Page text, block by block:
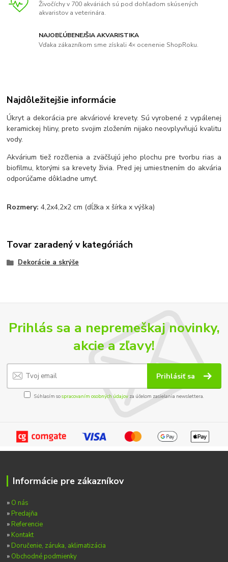
Živočíchy v 700 akváriách sú pod dohľadom skúsených
akvaristov a veterinára.
NAJOBĽÚBENEJŠIA AKVARISTIKA
Vďaka zákazníkom sme získali 4× ocenenie ShopRoku.
Najdôležitejšie informácie
Úkryt a dekorácia pre akváriové krevety. Sú vyrobené z vypálenej
keramickej hliny, preto svojim zložením nijako neovplyvňujú kvalitu
vody.
Akvárium tiež rozčlenia a zväčšujú jeho plochu pre tvorbu rias a
biofilmu, ktorými sa krevety živia. Pred jej umiestnením do akvária
odporúčame dôkladne umyť.
Rozmery: 4,2x4,2x2 cm (dĺžka x šírka x výška)
Tovar zaradený v kategóriách
Dekorácie a skrýše
Prihlás sa a nepremeškaj novinky,
akcie a zľavy!
Prihlásiť sa
Súhlasím sospracovaním osobných údajov za účelom zasielania newslettera.
Informácie pre zákazníkov
» O nás
» Predajňa
» Referencie
» Kontakt
» Doručenie, záruka, aklimatizácia
» Obchodné podmienky